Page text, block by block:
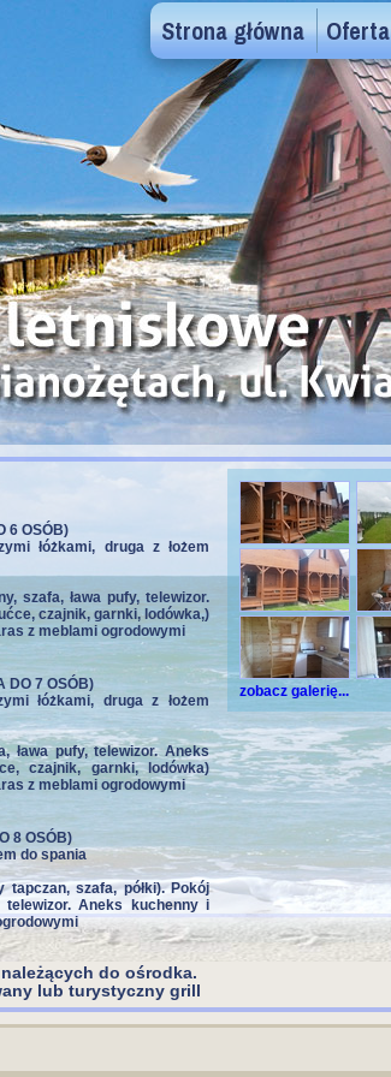
Strona główna Oferta
zobacz galerię...
6 OSÓB)
łóżkami, druga z łożem
szafa, ława pufy, telewizor.
czajnik, garnki, lodówka,)
z meblami ogrodowymi
DO 7 OSÓB)
łóżkami, druga z łożem
ława pufy, telewizor. Aneks
czajnik, garnki, lodówka)
z meblami ogrodowymi
8 OSÓB)
do spania
szafa, półki). Pokój
telewizor. Aneks kuchenny i
do ośrodka.
lub turystyczny grill